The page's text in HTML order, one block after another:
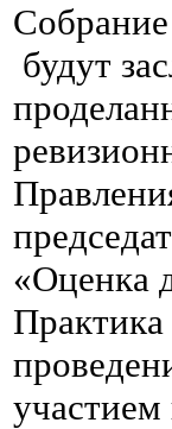
будут
«Оценка